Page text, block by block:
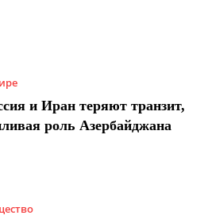
и Иран теряют транзит,
роль Азербайджана